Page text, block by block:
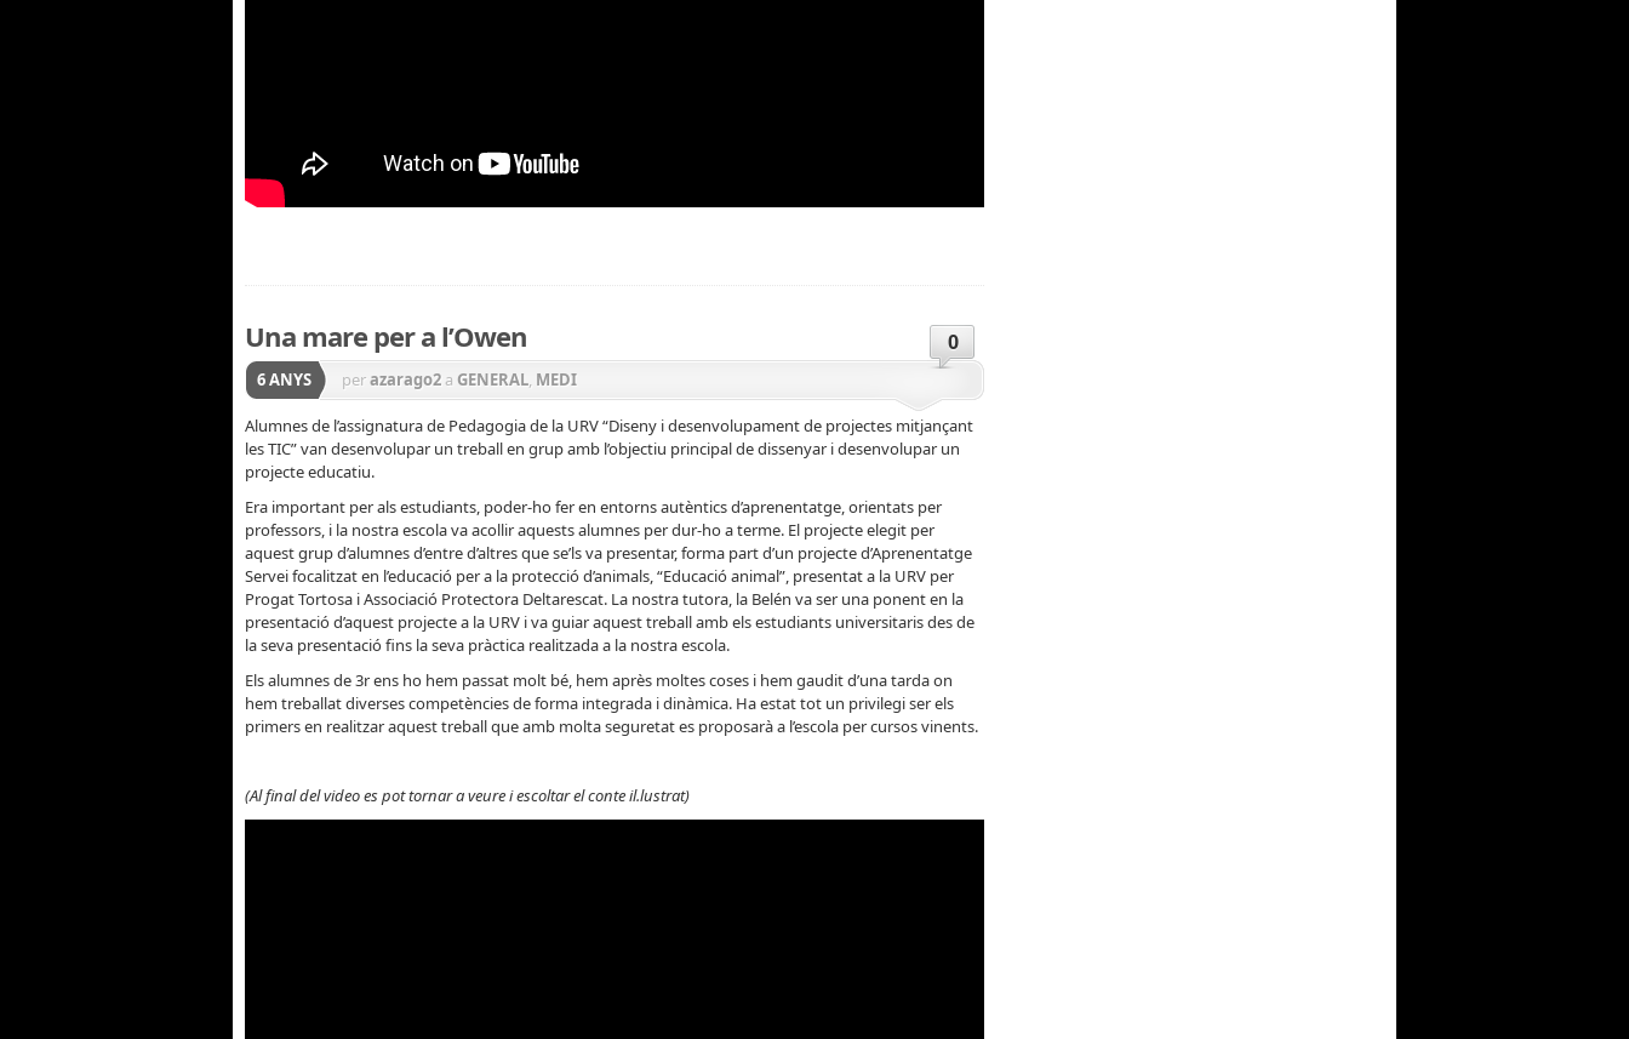
Una mare per a l’Owen 0
6 ANYS perazarago2 a GENERAL, MEDI
Alumnes de l’assignatura de Pedagogia de la URV “Diseny i desenvolupament de projectes mitjançant
les TIC” van desenvolupar un treball en grup amb l’objectiu principal de dissenyar i desenvolupar un
projecte educatiu.
Era important per als estudiants, poder-ho fer en entorns autèntics d’aprenentatge, orientats per
professors, i la nostra escola va acollir aquests alumnes per dur-ho a terme. El projecte elegit per
aquest grup d’alumnes d’entre d’altres que se’ls va presentar, forma part d’un projecte d’Aprenentatge
Servei focalitzat en l’educació per a la protecció d’animals, “Educació animal”, presentat a la URV per
Progat Tortosa i Associació Protectora Deltarescat. La nostra tutora, la Belén va ser una ponent en la
presentació d’aquest projecte a la URV i va guiar aquest treball amb els estudiants universitaris des de
la seva presentació fins la seva pràctica realitzada a la nostra escola.
Els alumnes de 3r ens ho hem passat molt bé, hem après moltes coses i hem gaudit d’una tarda on
hem treballat diverses competències de forma integrada i dinàmica. Ha estat tot un privilegi ser els
primers en realitzar aquest treball que amb molta seguretat es proposarà a l’escola per cursos vinents.
(Al final del video es pot tornar a veure i escoltar el conte il.lustrat)